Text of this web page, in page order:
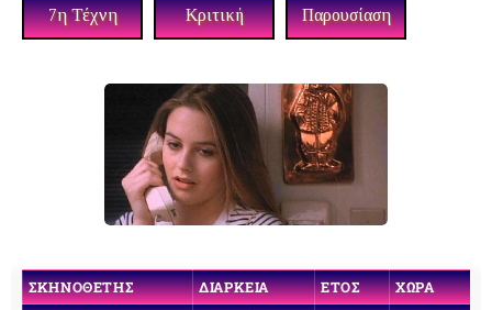
7η Τέχνη Κριτική Παρουσίαση
ΣΚΗΝΟΘΈΤΗΣ ΔΙΆΡΚΕΙΑ ΈΤΟΣ
ΧΏΡΑ